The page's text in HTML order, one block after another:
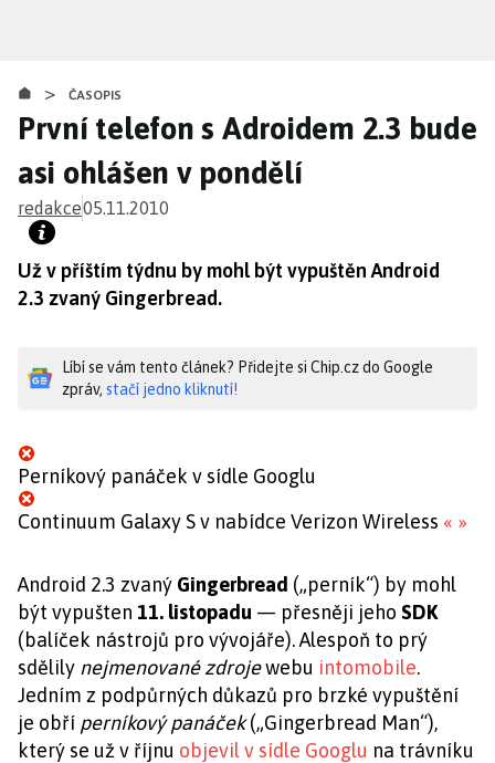
obsahu
> ČASOPIS
První telefon s Adroidem 2.3 bude
asi ohlášen v pondělí
redakce05.11.2010
Už v příštím týdnu by mohl být vypuštěn Android
2.3 zvaný Gingerbread.
Líbí se vám tento článek? Přidejte si Chip.cz do Google
zpráv, stačí jedno kliknutí!
Perníkový panáček v sídle Googlu
Continuum Galaxy S v nabídce Verizon Wireless « »
Android 2.3 zvaný Gingerbread („perník“) by mohl
být vypušten 11. listopadu — přesněji jeho SDK
(balíček nástrojů pro vývojáře). Alespoň to prý
sdělily nejmenované zdrojewebu intomobile.
Jedním z podpůrných důkazů pro brzké vypuštění
je obří perníkový panáček(„Gingerbread Man“),
který se už v říjnu objevil v sídle Googlu na trávníku